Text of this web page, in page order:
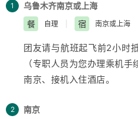
1 乌鲁木齐南京或上海
餐
自理 宿 南京或上海
团友请与航班起飞前2小时
（专职人员为您办理乘机
南京、接机入住酒店。
2
南京